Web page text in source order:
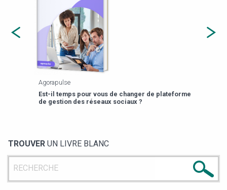
Payfit
13 prompts RH pour gagner 3h/semaine
TROUVER UN LIVRE BLANC